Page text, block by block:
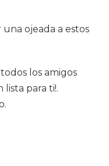
ojeada a estos
los amigos
para ti!.